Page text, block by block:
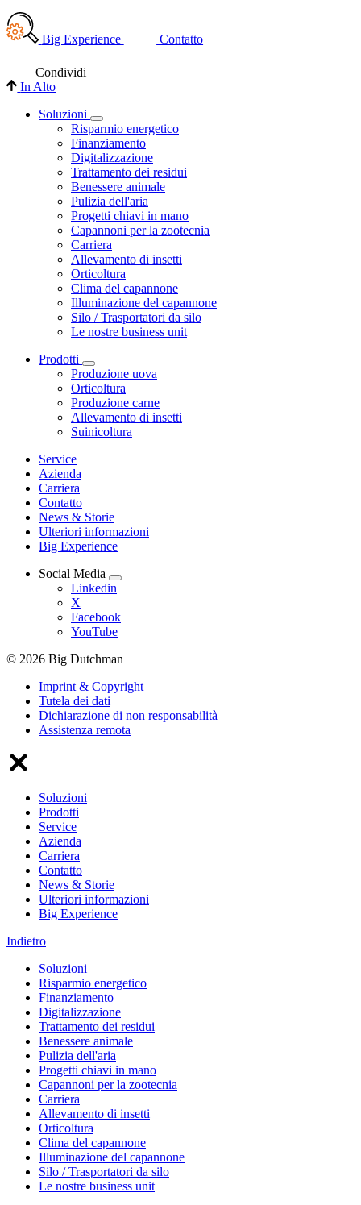
Big Experience Contatto
Condividi
In Alto
Soluzioni
Risparmio energetico
Finanziamento
Digitalizzazione
Trattamento dei residui
Benessere animale
Pulizia dell'aria
Progetti chiavi in mano
Capannoni per la zootecnia
Carriera
Allevamento di insetti
Orticoltura
Clima del capannone
Illuminazione del capannone
Silo / Trasportatori da silo
Le nostre business unit
Prodotti
Produzione uova
Orticoltura
Produzione carne
Allevamento di insetti
Suinicoltura
Service
Azienda
Carriera
Contatto
News & Storie
Ulteriori informazioni
Big Experience
Social Media
Linkedin
X
Facebook
YouTube
© 2026 Big Dutchman
Imprint & Copyright
Tutela dei dati
Dichiarazione di non responsabilità
Assistenza remota
Soluzioni
Prodotti
Service
Azienda
Carriera
Contatto
News & Storie
Ulteriori informazioni
Big Experience
Indietro
Soluzioni
Risparmio energetico
Finanziamento
Digitalizzazione
Trattamento dei residui
Benessere animale
Pulizia dell'aria
Progetti chiavi in mano
Capannoni per la zootecnia
Carriera
Allevamento di insetti
Orticoltura
Clima del capannone
Illuminazione del capannone
Silo / Trasportatori da silo
Le nostre business unit